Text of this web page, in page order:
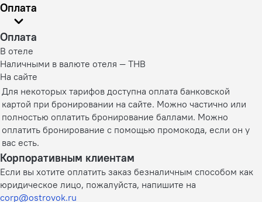
Оплата
Оплата
В отеле
Наличными в валюте отеля — THB
На сайте
Для некоторых тарифов доступна оплата банковской
картой при бронировании на сайте. Можно частично или
полностью оплатить бронирование баллами. Можно
оплатить бронирование с помощью промокода, если он у
вас есть.
Корпоративным клиентам
Если вы хотите оплатить заказ безналичным способом как
юридическое лицо, пожалуйста, напишите на
corp@ostrovok.ru